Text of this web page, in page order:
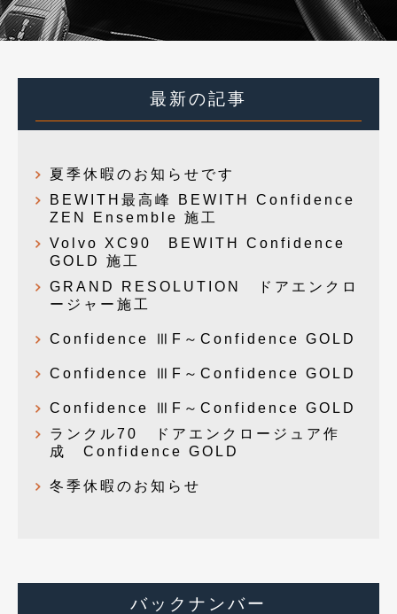
最新の記事
夏季休暇のお知らせです
BEWITH最高峰 BEWITH Confidence
ZEN Ensemble 施工
Volvo XC90 BEWITH Confidence
GOLD 施工
GRAND RESOLUTION ドアエンクロ
ージャー施工
Confidence ⅢF～Confidence GOLD
Confidence ⅢF～Confidence GOLD
Confidence ⅢF～Confidence GOLD
ランクル70 ドアエンクロージュア作
成 Confidence GOLD
冬季休暇のお知らせ
バックナンバー